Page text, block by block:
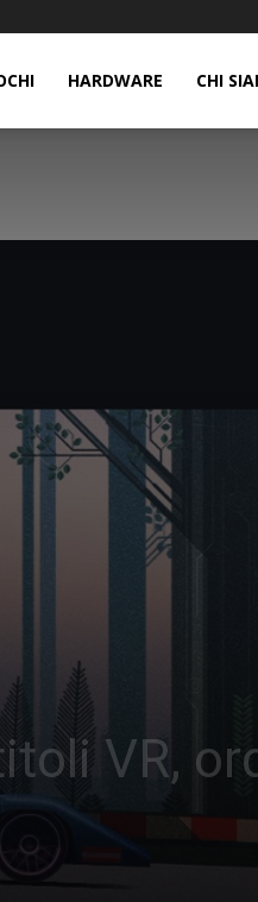
HARDWARE CHI
VR,